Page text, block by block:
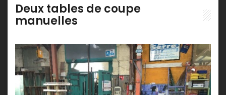
Deux tables de coupe
manuelles